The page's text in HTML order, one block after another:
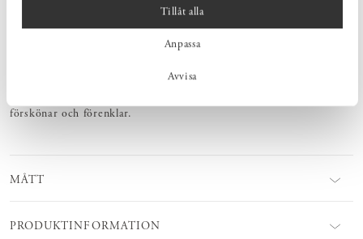
Tillåt alla
Anpassa
Avvisa
bordsskivan som är rundad, med svagt buktande sidor och
vertikala placeringen, en bit in under bordsskivan, ger möbeln dess
svävande lätta uttryck. Den omsorgsfullt utformade ribbhyllan, med
soffbord som passar lika bra till den lilla tvåsitssoffan som den
förskönar och förenklar.
MÅTT
PRODUKTINFORMATION